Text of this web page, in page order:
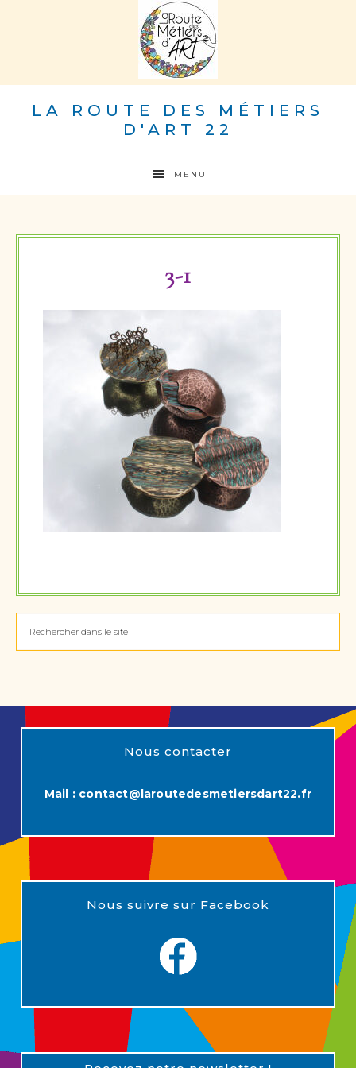
LA ROUTE DES MÉTIERS
D'ART 22
MENU
3-1
Nous contacter
Mail : contact@laroutedesmetiersdart22.fr
Nous suivre sur Facebook